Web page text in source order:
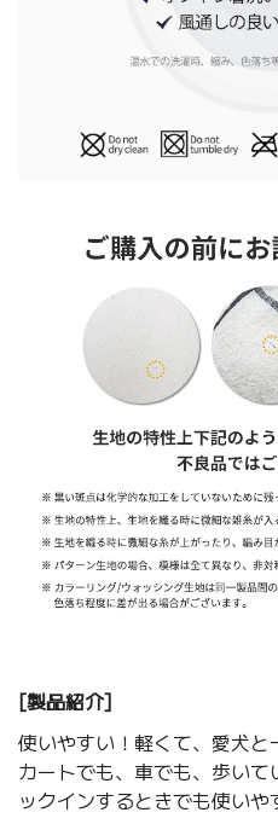
[製品紹介]
使いやすい！軽くて、愛犬
カートでも、車でも、歩い
ックインするときでも使いや